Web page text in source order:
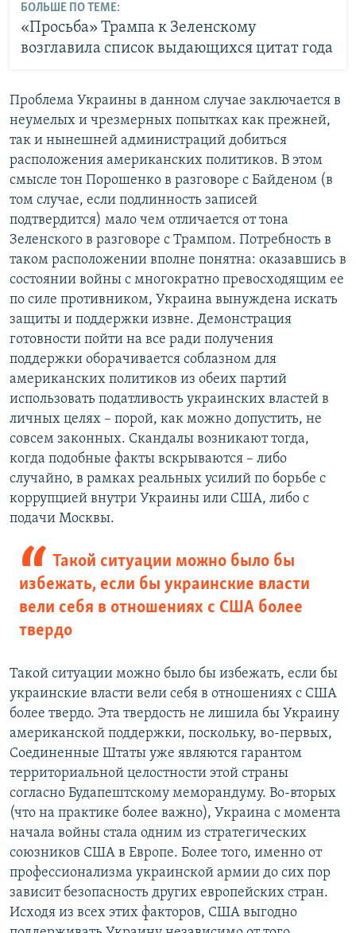
БОЛЬШЕ ПО ТЕМЕ:
«Просьба» Трампа к Зеленскому
возглавила список выдающихся цитат года
Проблема Украины в данном случае заключается в
неумелых и чрезмерных попытках как прежней,
так и нынешней администраций добиться
расположения американских политиков. В этом
смысле тон Порошенко в разговоре с Байденом (в
том случае, если подлинность записей
подтвердится) мало чем отличается от тона
Зеленского в разговоре с Трампом. Потребность в
таком расположении вполне понятна: оказавшись в
состоянии войны с многократно превосходящим ее
по силе противником, Украина вынуждена искать
защиты и поддержки извне. Демонстрация
готовности пойти на все ради получения
поддержки оборачивается соблазном для
американских политиков из обеих партий
использовать податливость украинских властей в
личных целях – порой, как можно допустить, не
совсем законных. Скандалы возникают тогда,
когда подобные факты вскрываются – либо
случайно, в рамках реальных усилий по борьбе с
коррупцией внутри Украины или США, либо с
подачи Москвы.
Такой ситуации можно было бы
избежать, если бы украинские власти
вели себя в отношениях с США более
твердо
Такой ситуации можно было бы избежать, если бы
украинские власти вели себя в отношениях с США
более твердо. Эта твердость не лишила бы Украину
американской поддержки, поскольку, во-первых,
Соединенные Штаты уже являются гарантом
территориальной целостности этой страны
согласно Будапештскому меморандуму. Во-вторых
(что на практике более важно), Украина с момента
начала войны стала одним из стратегических
союзников США в Европе. Более того, именно от
профессионализма украинской армии до сих пор
зависит безопасность других европейских стран.
Исходя из всех этих факторов, США выгодно